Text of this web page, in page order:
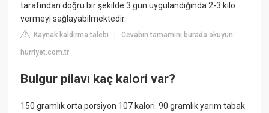
tarafından doğru bir şekilde 3 gün uygulandığında 2-3 kilo
vermeyi sağlayabilmektedir.
Kaynak kaldırma talebi |Cevabın tamamını burada okuyun:
hurriyet.com.tr
Bulgur pilavı kaç kalori var?
150 gramlık orta porsiyon 107 kalori. 90 gramlık yarım tabak